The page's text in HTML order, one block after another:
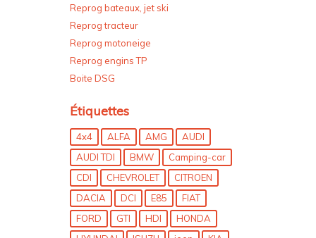
Reprog bateaux, jet ski
Reprog tracteur
Reprog motoneige
Reprog engins TP
Boite DSG
Étiquettes
4x4 ALFA AMG
AUDI
AUDI TDI
BMW
Camping-car
CDI
CHEVROLET
CITROEN
DACIA
DCI E85
FIAT
FORD
GTI HDI
HONDA